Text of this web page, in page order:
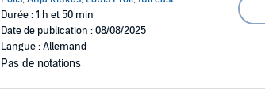
Durée : 1 h et 50 min
Date de publication : 08/08/2025
Langue : Allemand
Pas de notations